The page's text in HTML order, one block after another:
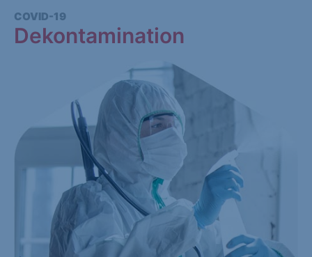
COVID-19
Dekontamination